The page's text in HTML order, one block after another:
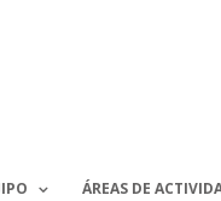
ÁREAS DE